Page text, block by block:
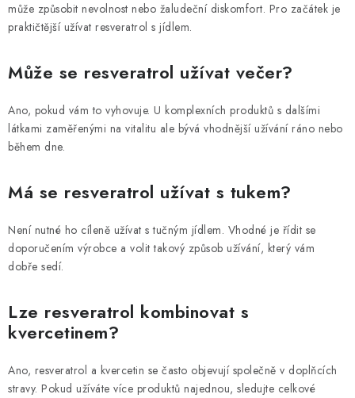
může způsobit nevolnost nebo žaludeční diskomfort. Pro začátek je
praktičtější užívat resveratrol s jídlem.
Může se resveratrol užívat večer?
Ano, pokud vám to vyhovuje. U komplexních produktů s dalšími
látkami zaměřenými na vitalitu ale bývá vhodnější užívání ráno nebo
během dne.
Má se resveratrol užívat s tukem?
Není nutné ho cíleně užívat s tučným jídlem. Vhodné je řídit se
doporučením výrobce a volit takový způsob užívání, který vám
dobře sedí.
Lze resveratrol kombinovat s
kvercetinem?
Ano, resveratrol a kvercetin se často objevují společně v doplňcích
stravy. Pokud užíváte více produktů najednou, sledujte celkové